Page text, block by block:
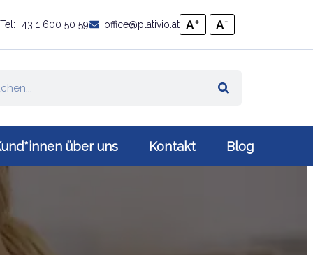
Tel: +43 1 600 50 59 office@plativio.at A+ A-
über uns Kontakt Blog